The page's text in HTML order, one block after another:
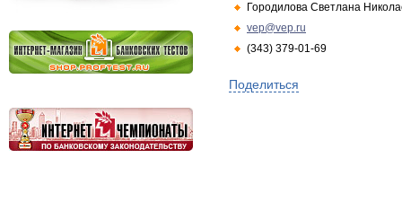
Городилова Светлана
vep@vep.ru
(343) 379-01-69
Поделиться